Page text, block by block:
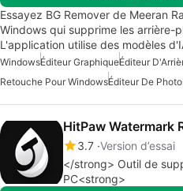
Essayez BG Remover de Meeran
Windows qui supprime les arrière-
L'application utilise des modèles
WindowsÉditeur GraphiqueÉditeur
Retouche Pour WindowsÉditeur De
HitPaw Watermark
3.7 Version d’essai
</strong> Outil de
PC<strong>